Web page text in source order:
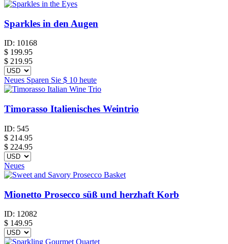
Sparkles in den Augen
ID: 10168
$ 199.95
$ 219.95
Neues Sparen Sie $ 10 heute
Timorasso Italienisches Weintrio
ID: 545
$ 214.95
$ 224.95
Neues
Mionetto Prosecco süß und herzhaft Korb
ID: 12082
$ 149.95